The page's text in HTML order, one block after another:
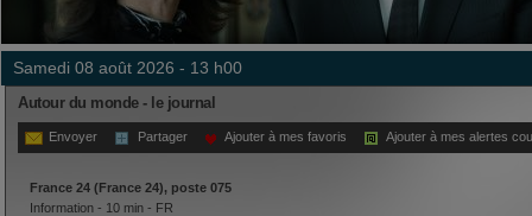
samedi 08 août 2026 - 13 h00
Autour du monde - le journal
Envoyer Partager Ajouter à mes favoris Ajouter à mes alertes
France 24 (France 24), poste 075
Information - 10 min - FR